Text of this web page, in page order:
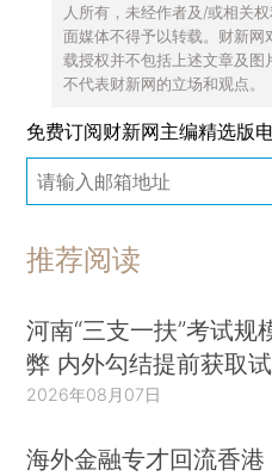
人所有，未经作者及/或相关
面媒体不得予以转载。财新
载授权并不包括上述文章及图
不代表财新网的立场和观点。
免费订阅财新网主编精选版
推荐阅读
河南“三支一扶”考试规
弊 内外勾结提前获取
2026年08月07日
海外金融专才回流香港